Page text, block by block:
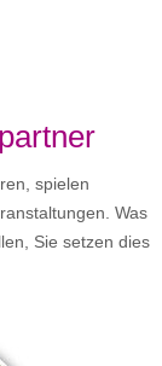
spielen
Was
Sie setzen dies